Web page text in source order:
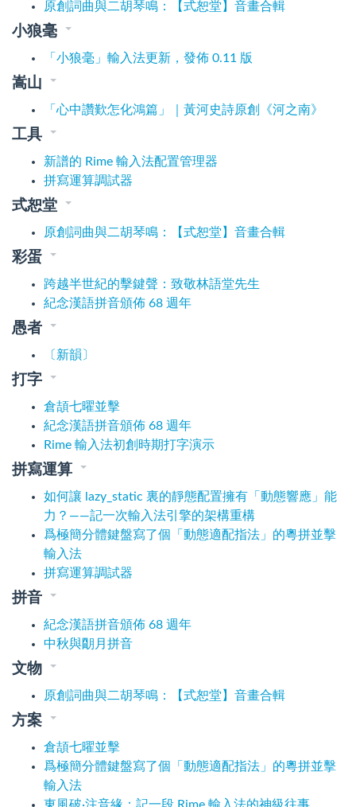
原創詞曲與二胡琴鳴：【式恕堂】音畫合輯
小狼毫
「小狼毫」輸入法更新，發佈 0.11 版
嵩山
「心中讚歎怎化鴻篇」｜黃河史詩原創《河之南》
工具
新譜的 Rime 輸入法配置管理器
拼寫運算調試器
式恕堂
原創詞曲與二胡琴鳴：【式恕堂】音畫合輯
彩蛋
跨越半世紀的擊鍵聲：致敬林語堂先生
紀念漢語拼音頒佈 68 週年
愚者
〔新韻〕
打字
倉頡七曜並擊
紀念漢語拼音頒佈 68 週年
Rime 輸入法初創時期打字演示
拼寫運算
如何讓 lazy_static 裏的靜態配置擁有「動態響應」能
力？——記一次輸入法引擎的架構重構
爲極簡分體鍵盤寫了個「動態適配指法」的粵拼並擊
輸入法
拼寫運算調試器
拼音
紀念漢語拼音頒佈 68 週年
中秋與朙月拼音
文物
原創詞曲與二胡琴鳴：【式恕堂】音畫合輯
方案
倉頡七曜並擊
爲極簡分體鍵盤寫了個「動態適配指法」的粵拼並擊
輸入法
東風破·注音緣：記一段 Rime 輸入法的神級往事